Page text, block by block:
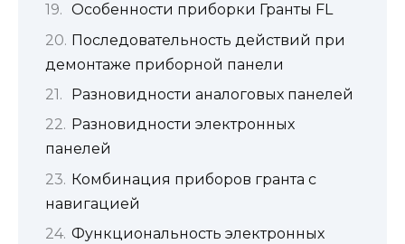
Особенности приборки Гранты FL
Последовательность действий при
демонтаже приборной панели
Разновидности аналоговых панелей
Разновидности электронных
панелей
Комбинация приборов гранта с
навигацией
Функциональность электронных